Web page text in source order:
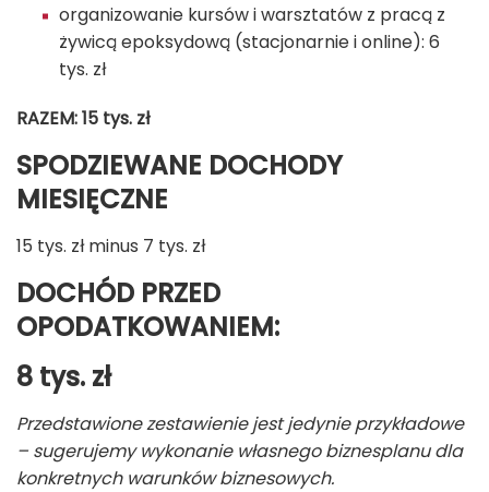
organizowanie kursów i warsztatów z pracą z
żywicą epoksydową (stacjonarnie i online): 6
tys. zł
RAZEM: 15 tys. zł
SPODZIEWANE DOCHODY
MIESIĘCZNE
15 tys. zł minus 7 tys. zł
DOCHÓD PRZED
OPODATKOWANIEM:
8 tys. zł
Przedstawione zestawienie jest jedynie przykładowe
– sugerujemy wykonanie własnego biznesplanu dla
konkretnych warunków biznesowych.